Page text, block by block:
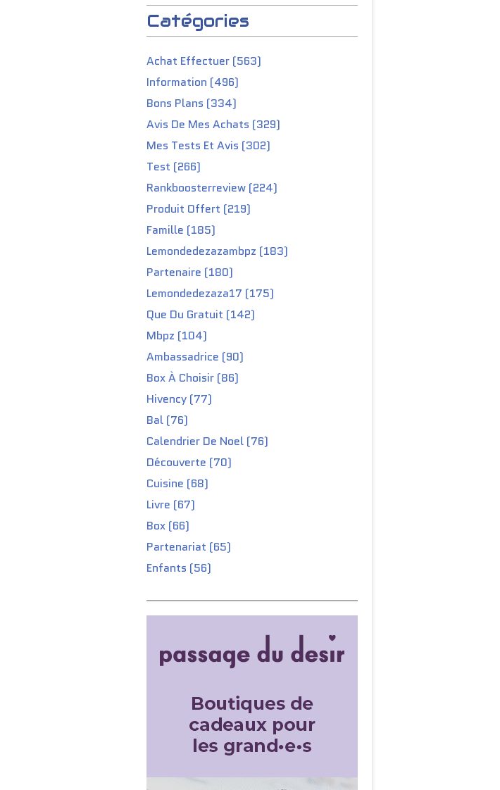
Catégories
Achat Effectuer (563)
Information (496)
Bons Plans (334)
Avis De Mes Achats (329)
Mes Tests Et Avis (302)
Test (266)
Rankboosterreview (224)
Produit Offert (219)
Famille (185)
Lemondedezazambpz (183)
Partenaire (180)
Lemondedezaza17 (175)
Que Du Gratuit (142)
Mbpz (104)
Ambassadrice (90)
Box À Choisir (86)
Hivency (77)
Bal (76)
Calendrier De Noel (76)
Découverte (70)
Cuisine (68)
Livre (67)
Box (66)
Partenariat (65)
Enfants (56)